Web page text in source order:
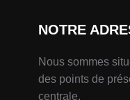
NOTRE
Nous sommes
des points de
centrale.